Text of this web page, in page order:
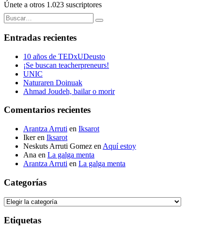
Únete a otros 1.023 suscriptores
Buscar:
Entradas recientes
10 años de TEDxUDeusto
¡Se buscan teacherpreneurs!
UNIC
Naturaren Doinuak
Ahmad Joudeh, bailar o morir
Comentarios recientes
Arantza Arruti en Iksarot
Ikeren Iksarot
Neskuts Arruti Gomez en Aquí estoy
Ana en La galga menta
Arantza Arruti en La galga menta
Categorías
Categorías
Etiquetas